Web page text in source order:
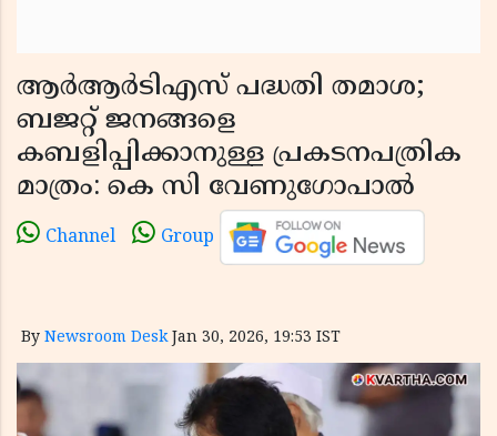
ആർആർടിഎസ് പദ്ധതി തമാശ;
ബജറ്റ് ജനങ്ങളെ
കബളിപ്പിക്കാനുള്ള പ്രകടനപത്രിക
മാത്രം: കെ സി വേണുഗോപാൽ
Channel Group
By Newsroom Desk Jan 30, 2026, 19:53 IST